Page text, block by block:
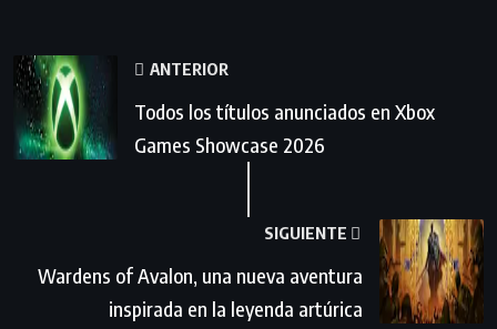
ANTERIOR
Todos los títulos anunciados en Xbox
Games Showcase 2026
SIGUIENTE
Wardens of Avalon, una nueva aventura
inspirada en la leyenda artúrica